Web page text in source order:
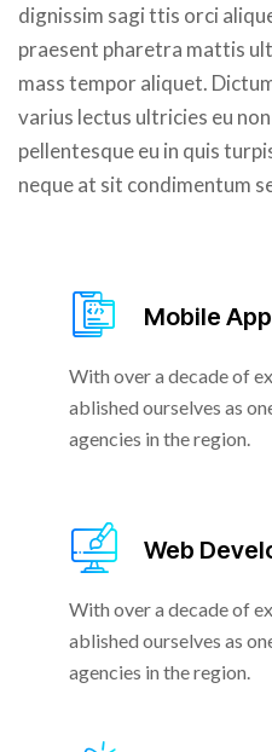
dignissim sagi ttis orci
praesent pharetra mattis
mass tempor aliquet.
varius lectus ultricies eu
pellentesque eu in quis
neque at sit condimentum
Mobile
With over a decade of
ablished ourselves as
agencies in the region.
Web
With over a decade of
ablished ourselves as
agencies in the region.